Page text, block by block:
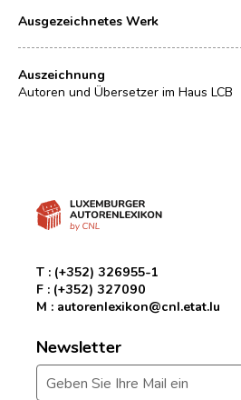
Ausgezeichnetes Werk
Auszeichnung
Autoren und Übersetzer im Haus LCB
T : (+352) 326955-1
F : (+352) 327090
M : autorenlexikon@cnl.etat.lu
Newsletter